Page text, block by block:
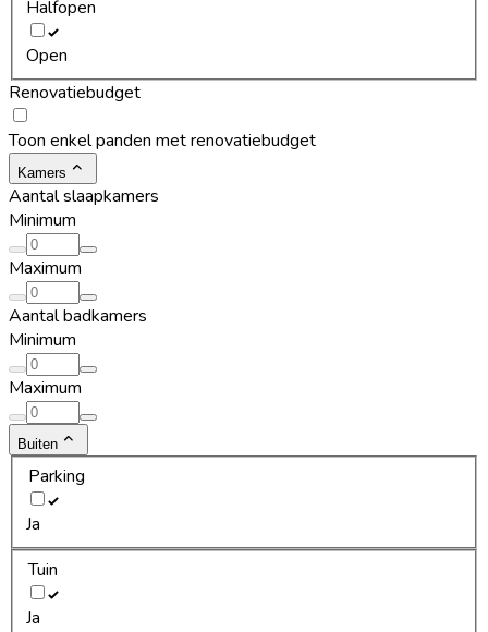
Halfopen
Open
Renovatiebudget
Toon enkel panden met renovatiebudget
Kamers
Aantal slaapkamers
Minimum
Maximum
Aantal badkamers
Minimum
Maximum
Buiten
Parking
Ja
Tuin
Ja